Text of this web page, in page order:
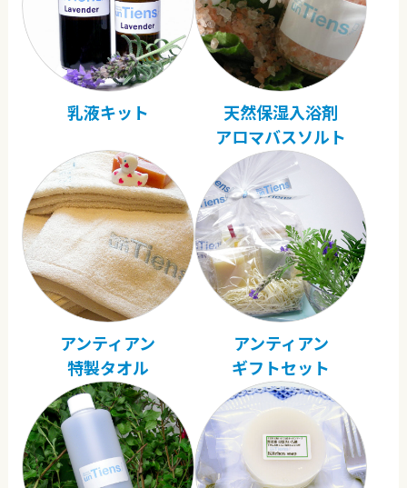
乳液キット
天然保湿入浴剤
アロマバスソルト
アンティアン
特製タオル
アンティアン
ギフトセット